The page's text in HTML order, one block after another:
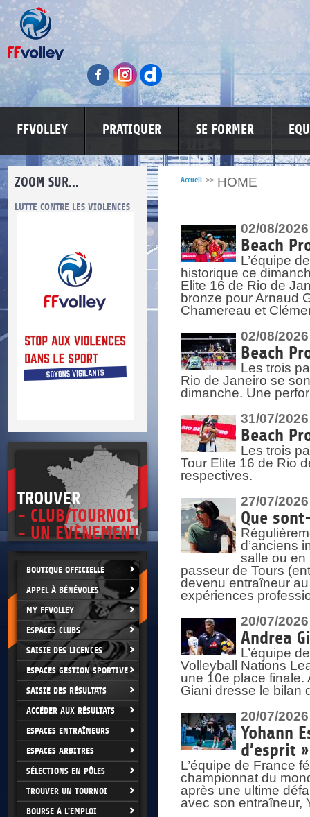
FFVOLLEY PRATIQUER SE FORMER
ZOOM SUR...
LUTTE CONTRE LES VIOLENCES MA PETITE SPONSO
>
TROUVER
- CLUB/TOURNOI
- UN EVÈNEMENT
BOUTIQUE OFFICIELLE
APPEL À BÉNÉVOLES
MY FFVOLLEY
ESPACES CLUBS
SAISIE DES LICENCES
ESPACES GESTION SPORTIVE
SAISIE DES RÉSULTATS
ACCÉDER AUX RÉSULTATS
ESPACES ENTRAÎNEURS
ESPACES ARBITRES
SÉLECTIONS EN PÔLES
TROUVER UN TOURNOI
BOURSE À L'EMPLOI
Accueil >> HOME
02/08/2026
Beach
L’équipe
historique ce
Elite 16 de Rio de
bronze pour Arnaud
Chamereau et
02/08/2026
Beach
Les trois
Rio de Janeiro se
dimanche. Une
31/07/2026
Beach
Les trois
Tour Elite 16 de Rio
respectives.
27/07/2026
Que
d’anciens
salle ou en
passeur de Tours
devenu entraîneur
expériences
20/07/2026
Andrea
L’équipe
Volleyball Nations
une 10e place finale.
Giani dresse le bilan
20/07/2026
Yohann
d’esprit »
L’équipe de France
championnat du
après une ultime
avec son entraîneur,